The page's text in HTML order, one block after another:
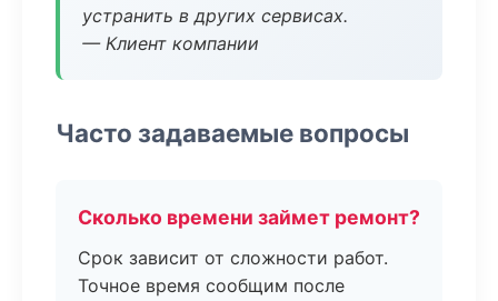
устранить в других сервисах.
— Клиент компании
Часто задаваемые вопросы
Сколько времени займет ремонт?
Срок зависит от сложности работ.
Точное время сообщим после